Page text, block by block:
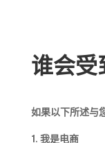
谁会受
如果以下所述与
我是电商